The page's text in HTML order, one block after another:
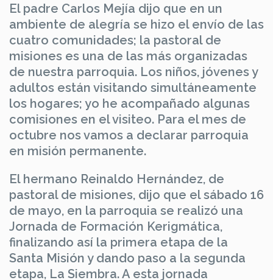
El padre Carlos Mejía dijo que en un
ambiente de alegría se hizo el envío de las
cuatro comunidades; la pastoral de
misiones es una de las más organizadas
de nuestra parroquia. Los niños, jóvenes y
adultos están visitando simultáneamente
los hogares; yo he acompañado algunas
comisiones en el visiteo. Para el mes de
octubre nos vamos a declarar parroquia
en misión permanente.
El hermano Reinaldo Hernández, de
pastoral de misiones, dijo que el sábado 16
de mayo, en la parroquia se realizó una
Jornada de Formación Kerigmática,
finalizando así la primera etapa de la
Santa Misión y dando paso a la segunda
etapa, La Siembra. A esta jornada